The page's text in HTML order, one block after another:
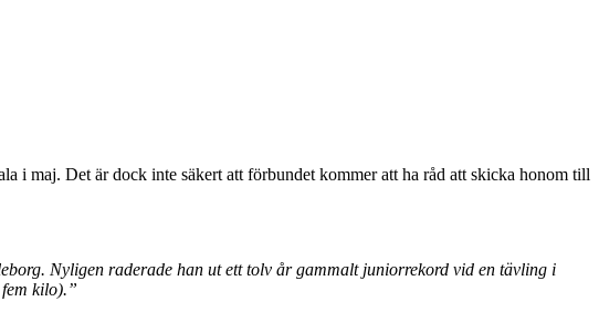
i maj. Det är dock inte säkert att förbundet kommer att ha råd att skicka honom till
Nyligen raderade han ut ett tolv år gammalt juniorrekord vid en tävling i
kilo).”